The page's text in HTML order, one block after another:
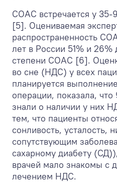
СОАС встречается у
[5]. Оцениваемая
распространенность
лет в России 51% и
степени СОАС [6].
во сне (НДС) у всех
планируется
операции, показала,
знали о наличии у них
тем, что пациенты
сонливость, усталость,
сопутствующим
сахарному диабету
врачей мало знакомы с
лечением НДС.